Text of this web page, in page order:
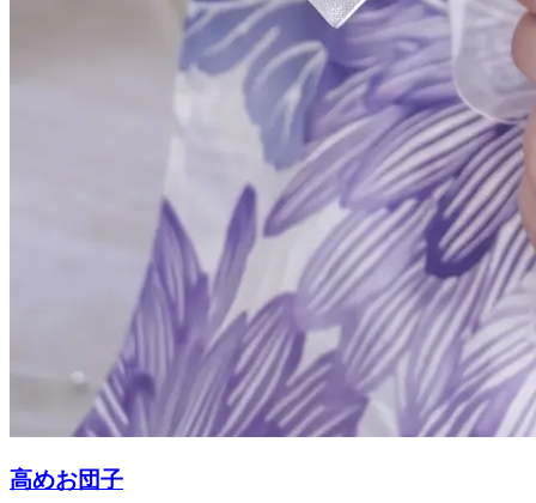
高めお団子